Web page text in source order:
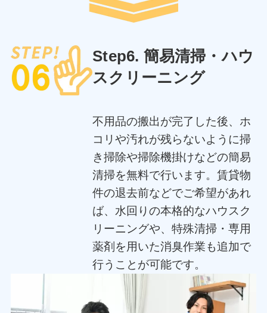
Step6. 簡易清掃・ハウ
スクリーニング
不用品の搬出が完了した後、ホ
コリや汚れが残らないように掃
き掃除や掃除機掛けなどの簡易
清掃を無料で行います。賃貸物
件の退去前などでご希望があれ
ば、水回りの本格的なハウスク
リーニングや、特殊清掃・専用
薬剤を用いた消臭作業も追加で
行うことが可能です。